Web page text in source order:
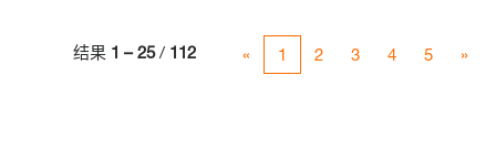
结果 1 – 25/ 112 « 1 2 3 4 5 »